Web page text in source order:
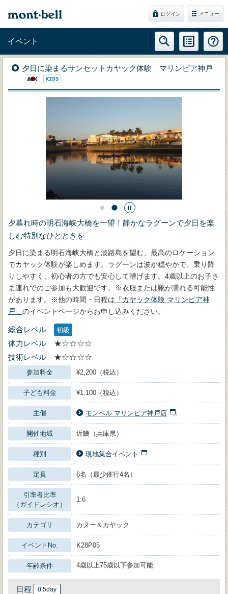
ログイン メニュー
イベント
夕日に染まるサンセットカヤック体験 マリンピア神戸
夕暮れ時の明石海峡大橋を一望！静かなラグーンで夕日を楽
しむ特別なひとときを
夕日に染まる明石海峡大橋と淡路島を望む、最高のロケーション
でカヤック体験が楽しめます。ラグーンは波が穏やかで、乗り降
りしやすく、初心者の方でも安心して漕げます。4歳以上のお子さ
ま連れでのご参加も大歓迎です。※衣服または靴が濡れる可能性
があります。※他の時間・日程は 「カヤック体験 マリンピア神
戸」 のイベントページからお申し込みください。
総合レベル 初級
体力レベル
★☆☆☆☆
技術レベル
★☆☆☆☆
参加料金 ¥2,200（税込）
子ども料金 ¥1,100（税込）
主催 モンベル マリンピア神戸店
開催地域 近畿（兵庫県）
種別 現地集合イベント
定員 6名（最少催行4名）
引率者比率
（ガイドレシオ）
1:6
カテゴリ カヌー＆カヤック
イベントNo. K28P05
年齢条件 4歳以上75歳以下参加可能
日程 0.5day